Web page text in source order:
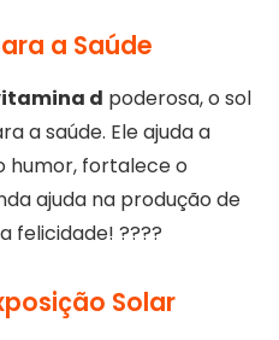
a Saúde
d poderosa, o sol
a saúde. Ele ajuda a
humor, fortalece o
ajuda na produção de
felicidade! ????
Solar